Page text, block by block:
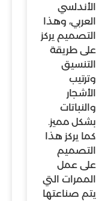
الأندلسي
العربي، وهذا
التصميم يركز
على طريقة
التنسيق
وترتيب
الأشجار
والنباتات
بشكل مميز.
كما يركز هذا
التصميم
على عمل
الممرات التي
يتم صناعتها